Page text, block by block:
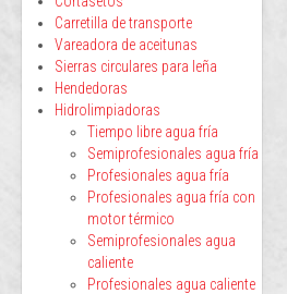
Carretilla de transporte
Vareadora de aceitunas
Sierras circulares para leña
Hendedoras
Hidrolimpiadoras
Tiempo libre agua fría
Semiprofesionales agua fría
Profesionales agua fría
Profesionales agua fría con
motor térmico
Semiprofesionales agua
caliente
Profesionales agua caliente